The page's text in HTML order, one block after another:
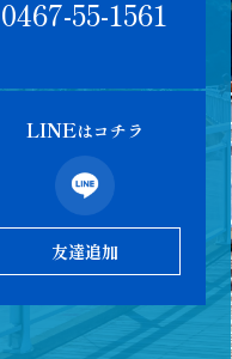
0467-55-1561
LINEはコチラ
友達追加